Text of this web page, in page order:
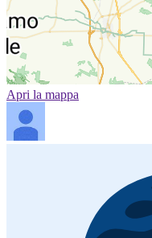
Apri la mappa